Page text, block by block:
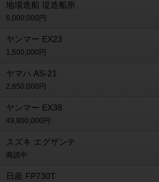
地場造船 堤造船所
6,000,000円
ヤンマー EX23
1,500,000円
ヤマハ AS-21
2,650,000円
ヤンマー EX38
49,800,000円
スズキ エグザンテ
商談中
日産 FP730T